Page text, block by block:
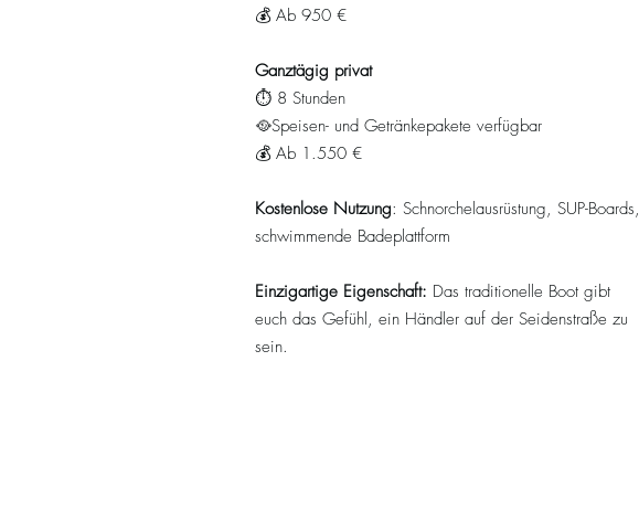
💰 Ab 950 €
Ganztägig privat
⏱️ 8 Stunden
🥘Speisen- und Getränkepakete verfügbar
💰 Ab 1.550 €
Kostenlose Nutzung: Schnorchelausrüstung, SUP-Boards,
schwimmende Badeplattform
Einzigartige Eigenschaft: Das traditionelle Boot gibt
euch das Gefühl, ein Händler auf der Seidenstraße zu
sein.